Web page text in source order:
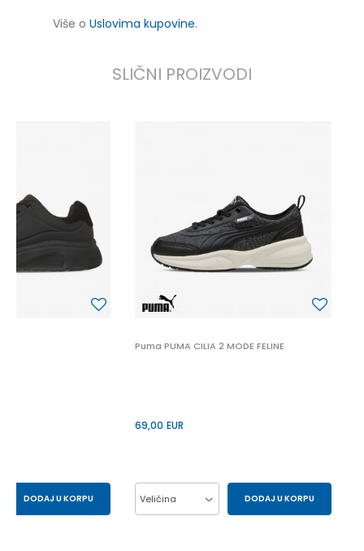
Više o Uslovima kupovine.
SLIČNI PROIZVODI
DODAJ U KORPU
Puma PUMA CILIA 2 MODE FELINE
69,00 EUR
Veličina DODAJ U KORPU